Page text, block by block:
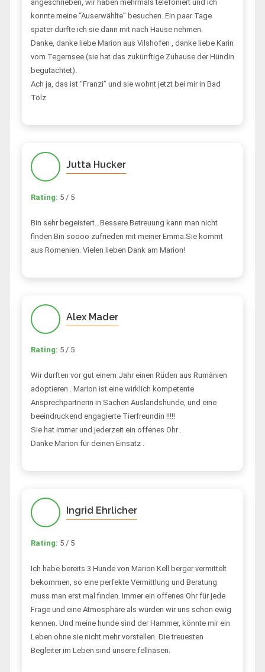
angeschrieben, wir haben mehrmals telefoniert und ich
konnte meine “Auserwählte” besuchen. Ein paar Tage
später durfte ich sie dann mit nach Hause nehmen.
Danke, danke liebe Marion aus Vilshofen , danke liebe Karin
vom Tegernsee (sie hat das zukünftige Zuhause der Hündin
begutachtet).
Ach ja, das ist “Franzi” und sie wohnt jetzt bei mir in Bad
Tölz
Jutta Hucker
Rating: 5 / 5
Bin sehr begeistert…Bessere Betreuung kann man nicht
finden.Bin soooo zufrieden mit meiner Emma.Sie kommt
aus Romenien. Vielen lieben Dank am Marion!
Alex Mader
Rating: 5 / 5
Wir durften vor gut einem Jahr einen Rüden aus Rumänien
adoptieren . Marion ist eine wirklich kompetente
Ansprechpartnerin in Sachen Auslandshunde, und eine
beeindruckend engagierte Tierfreundin !!!!!
Sie hat immer und jederzeit ein offenes Ohr .
Danke Marion für deinen Einsatz .
Ingrid Ehrlicher
Rating: 5 / 5
Ich habe bereits 3 Hunde von Marion Kell berger vermittelt
bekommen, so eine perfekte Vermittlung und Beratung
muss man erst mal finden. Immer ein offenes Ohr für jede
Frage und eine Atmosphäre als würden wir uns schon ewig
kennen. Und meine hunde sind der Hammer, könnte mir ein
Leben ohne sie nicht mehr vorstellen. Die treuesten
Begleiter im Leben sind unsere fellnasen.